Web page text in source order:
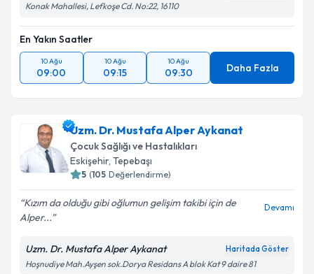
Konak Mahallesi, Lefkoşe Cd. No:22, 16110
En Yakın Saatler
10 Ağu
09:00
10 Ağu
09:15
10 Ağu
09:30 Daha Fazla
Uzm. Dr. Mustafa Alper Aykanat
Çocuk Sağlığı ve Hastalıkları
Eskişehir, Tepebaşı
5 (105 Değerlendirme)
Kızım da olduğu gibi oğlumun gelişim takibi için de
Alper...
Devamı
Uzm. Dr. Mustafa Alper Aykanat Haritada Göster
Hoşnudiye Mah.Ayşen sok.Dorya Residans A blok Kat 9 daire 81